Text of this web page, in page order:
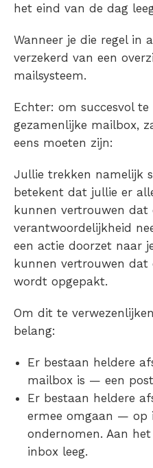
het eind van de dag
Wanneer je die regel in
verzekerd van een
mailsysteem.
Echter: om succesvol
gezamenlijke mailbox,
eens moeten zijn:
Jullie trekken namelijk
betekent dat jullie er
kunnen vertrouwen
verantwoordelijkheid
een actie doorzet naar
kunnen vertrouwen dat
wordt opgepakt.
Om dit te
belang:
Er bestaan heldere
mailbox is — een
Er bestaan heldere
ermee omgaan — op
ondernomen. Aan
inbox leeg.